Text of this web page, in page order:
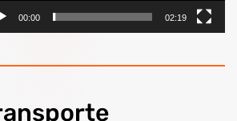
00:00 02:19